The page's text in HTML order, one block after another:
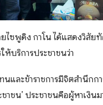
ไซพูดิง กาโน ได้แสดงวิสัย
ห้บริการประชาชนว่า
และข้าราชการมีจิตสำนึก
าชน’ ประชาชนคือผู้หาเงิน